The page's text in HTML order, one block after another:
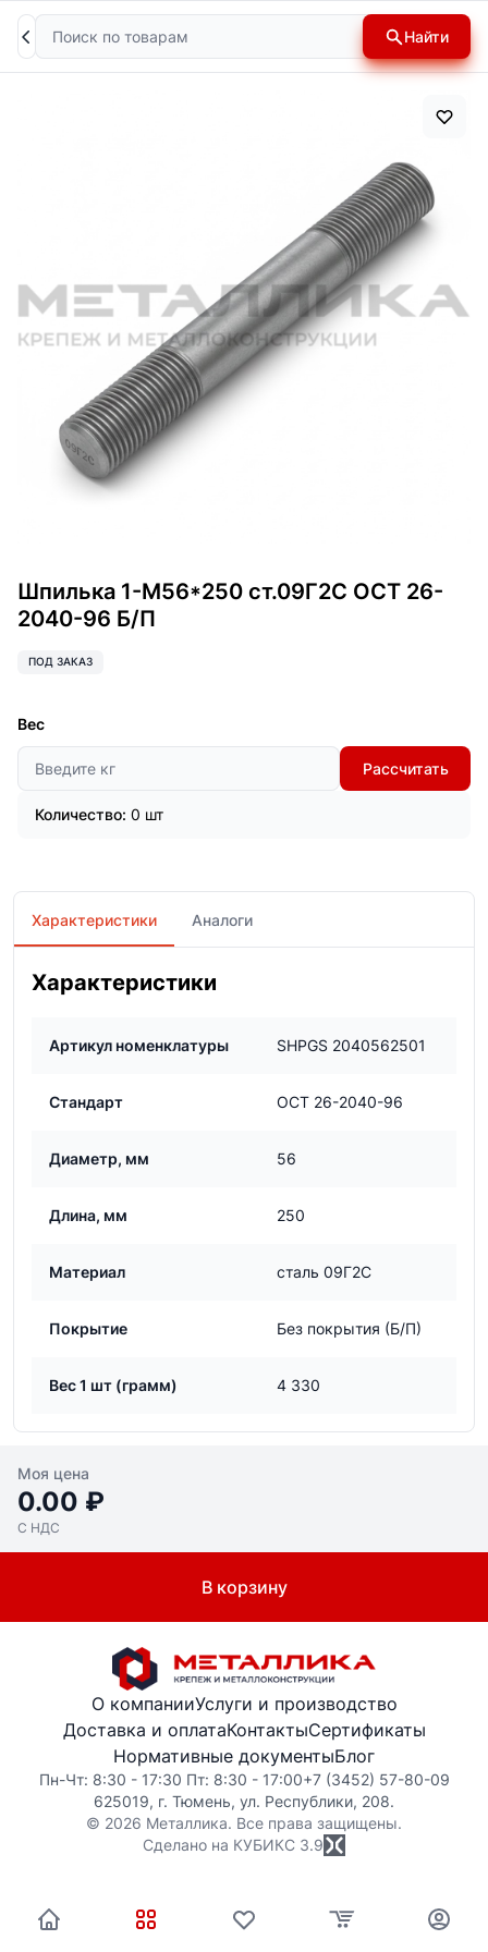
Поиск Найти
Шпилька 1-М56*250 ст.09Г2С ОСТ 26-
2040-96 Б/П
ПОД ЗАКАЗ
Вес
Рассчитать
Количество: 0 шт
Характеристики Аналоги
Характеристики
Артикул номенклатуры SHPGS 2040562501
Стандарт ОСТ 26-2040-96
Диаметр, мм 56
Длина, мм 250
Материал сталь 09Г2С
Покрытие Без покрытия (Б/П)
Вес 1 шт (грамм) 4 330
Моя цена
0.00 ₽
С НДС
В корзину
О компанииУслуги и производство
Доставка и оплатаКонтактыСертификаты
Нормативные документыБлог
Пн-Чт: 8:30 - 17:30 Пт: 8:30 - 17:00+7 (3452) 57-80-09
625019, г. Тюмень, ул. Республики, 208.
© 2026 Металлика. Все права защищены.
Сделано на КУБИКС 3.9